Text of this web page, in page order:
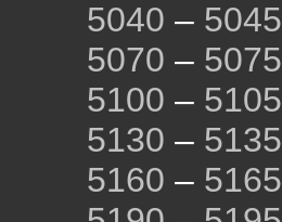
5040 – 5045
5070 – 5075
5100 – 5105
5130 – 5135
5160 – 5165